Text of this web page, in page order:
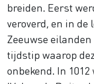
breiden. Eerst
veroverd, en in
Zeeuwse
tijdstip waarop
onbekend. In